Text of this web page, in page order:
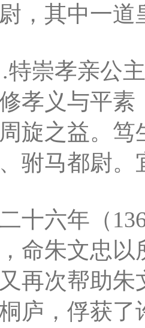
，其中一道
崇孝亲公主
孝义与平素
旋之益。
驸马都尉。
十六年（
命朱文忠以
再次帮助朱
庐，俘获了